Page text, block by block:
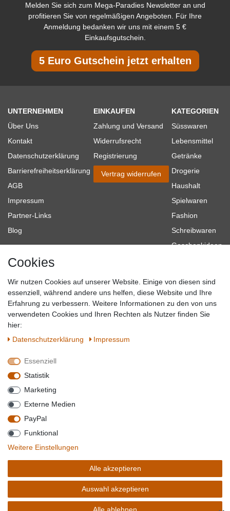
Melden Sie sich zum Mega-Paradies Newsletter an und
profitieren Sie von regelmäßigen Angeboten. Für Ihre
Anmeldung bedanken wir uns mit einem 5 €
Einkaufsgutschein.
5 Euro Gutschein jetzt erhalten
UNTERNEHMEN
Über Uns
Kontakt
Datenschutzerklärung
Barrierefreiheitserklärung
AGB
Impressum
Partner-Links
Blog
EINKAUFEN
Zahlung und Versand
Widerrufsrecht
Registrierung
Vertrag widerrufen
KATEGORIEN
Süsswaren
Lebensmittel
Getränke
Drogerie
Haushalt
Spielwaren
Fashion
Schreibwaren
Geschenkideen
Topmarken
SICHER EINKAUFEN
QUALITÄT
WIR AKZEPTIEREN
*Alle Preise verstehen sich inkl. MwSt. zzgl. Versandkosten. **Gilt für Lieferungen
innerhalb deutschlands, Lieferzeiten für andere Länder entnehmen Sie bitte der
Schaltfäche mit denVersandinformationen. *** Bei den ausgewiesenen Versandkosten
handelt es sich um die StandardVersandkostenfür Deutschland, diese ändern sich je
nach Auswahl Ihres Lieferlandes.
Copyright 2020 © Mega-Paradies GmbH | Alle Rechte vorbehalten.
Cookies
Wir nutzen Cookies auf unserer Website. Einige von diesen sind
essenziell, während andere uns helfen, diese Website und Ihre
Erfahrung zu verbessern. Weitere Informationen zu den von uns
verwendeten Cookies und Ihren Rechten als Nutzer finden Sie
hier:
Daten­schutz­erklärung
Impressum
Essenziell
Statistik
Marketing
Externe Medien
PayPal
Funktional
Weitere Einstellungen
Alle akzeptieren
Auswahl akzeptieren